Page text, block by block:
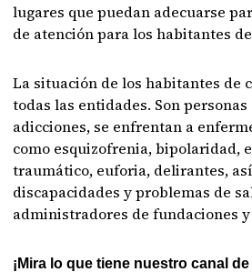
lugares que puedan adecuarse
de atención para los habitantes
La situación de los habitantes de
todas las entidades. Son
adicciones, se enfrentan a
como esquizofrenia, bipolaridad,
traumático, euforia, delirantes,
discapacidades y problemas de
administradores de fundaciones
¡Mira lo que tiene nuestro canal